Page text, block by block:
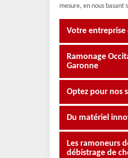
mesure, en nous basant
Votre entreprise
Ramonage
Garonne
Optez pour nos
Du matériel
Les ramoneurs
débistrage de